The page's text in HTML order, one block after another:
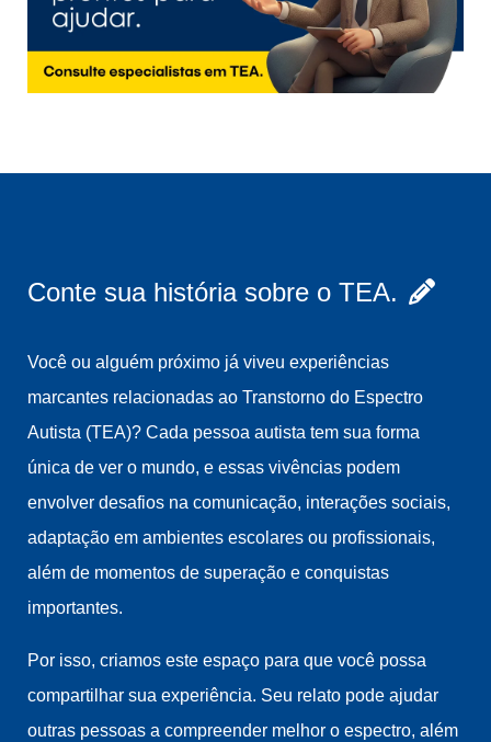
Conte sua história sobre o TEA.
Você ou alguém próximo já viveu experiências
marcantes relacionadas ao Transtorno do Espectro
Autista (TEA)? Cada pessoa autista tem sua forma
única de ver o mundo, e essas vivências podem
envolver desafios na comunicação, interações sociais,
adaptação em ambientes escolares ou profissionais,
além de momentos de superação e conquistas
importantes.
Por isso, criamos este espaço para que você possa
compartilhar sua experiência. Seu relato pode ajudar
outras pessoas a compreender melhor o espectro, além